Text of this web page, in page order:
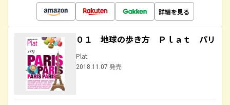
詳細を見る
０１ 地球の歩き方 Ｐｌａｔ パリ
Plat
2018.11.07 発売